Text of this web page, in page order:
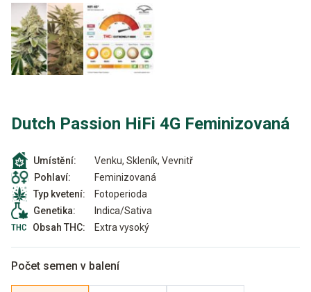
Dutch Passion HiFi 4G Feminizovaná
Umístění:
Venku, Skleník, Vevnitř
Pohlaví:
Feminizovaná
Typ kvetení:
Fotoperioda
Genetika:
Indica/Sativa
Obsah THC:
Extra vysoký
Počet semen v balení